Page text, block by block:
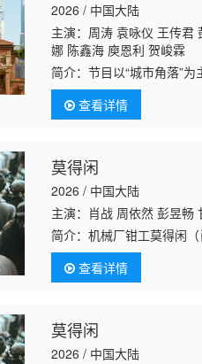
2026 / 中国大陆
主演：周涛 袁咏仪 王传君
娜 陈鑫海 庾恩利 贺峻霖
简介：节目以“城市角落”
环境中，如何创造理想生
查看详情
莫得闲
2026 / 中国大陆
主演：肖战 周依然 彭昱畅
简介：机械厂钳工莫得闲
昱畅 饰）及手下在“戈止镇
莫等闲（严知
查看详情
莫得闲
2026 / 中国大陆